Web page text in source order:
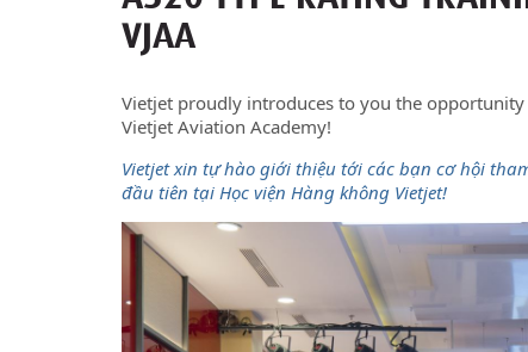
VJAA
Vietjet proudly introduces to you the
Vietjet Aviation Academy!
Vietjet xin tự hào giới thiệu tới các bạn cơ hội
đầu tiên tại Học viện Hàng không Vietjet!